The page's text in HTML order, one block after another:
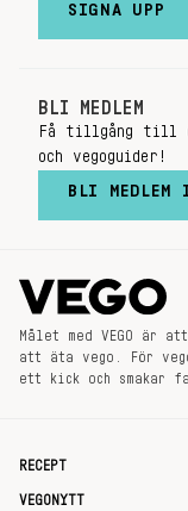
SIGNA UPP
BLI MEDLEM
Få tillgång till
och vegoguider!
BLI MEDLEM
Målet med VEGO är
att äta vego. För
ett kick och smakar
RECEPT
VEGONYTT